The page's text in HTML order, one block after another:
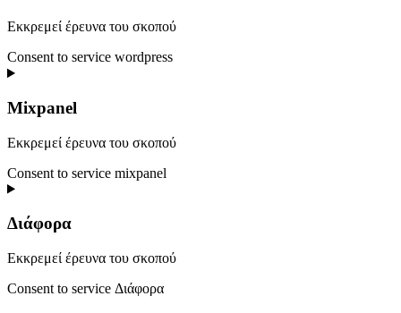
Εκκρεμεί έρευνα του σκοπού
Consent to service wordpress
Mixpanel
Εκκρεμεί έρευνα του σκοπού
Consent to service mixpanel
Διάφορα
Εκκρεμεί έρευνα του σκοπού
Consent to service Διάφορα